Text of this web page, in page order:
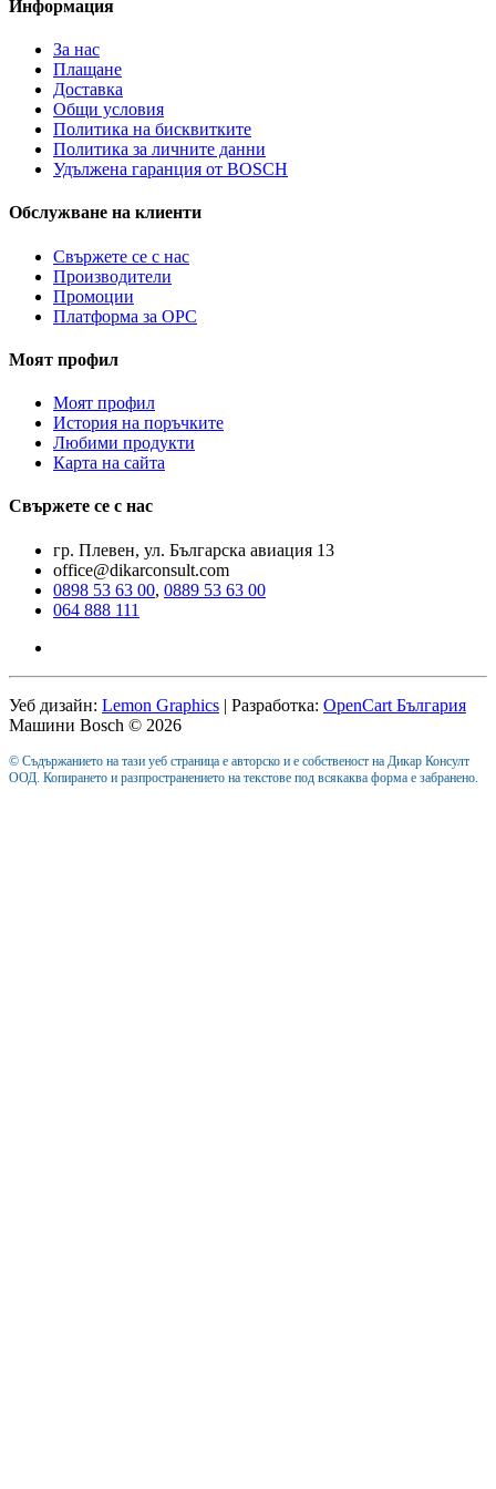
Информация
За нас
Плащане
Доставка
Общи условия
Политика на бисквитките
Политика за личните данни
Удължена гаранция от BOSCH
Обслужване на клиенти
Свържете се с нас
Производители
Промоции
Платформа за ОРС
Моят профил
Моят профил
История на поръчките
Любими продукти
Карта на сайта
Свържете се с нас
гр. Плевен, ул. Българска авиация 13
office@dikarconsult.com
0898 53 63 00, 0889 53 63 00
064 888 111
Уеб дизайн: Lemon Graphics | Разработка: OpenCart България
Машини Bosch © 2026
© Съдържанието на тази уеб страница е авторско и е собственост на Дикар Консулт
ООД. Копирането и разпространението на текстове под всякаква форма е забранено.